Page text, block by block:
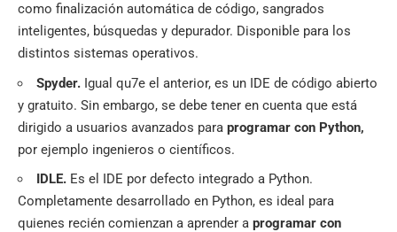
como finalización automática de código, sangrados
inteligentes, búsquedas y depurador. Disponible para los
distintos sistemas operativos.
Spyder. Igual qu7e el anterior, es un IDE de código abierto
y gratuito. Sin embargo, se debe tener en cuenta que está
dirigido a usuarios avanzados para programar con Python,
por ejemplo ingenieros o científicos.
IDLE. Es el IDE por defecto integrado a Python.
Completamente desarrollado en Python, es ideal para
quienes recién comienzan a aprender a programar con